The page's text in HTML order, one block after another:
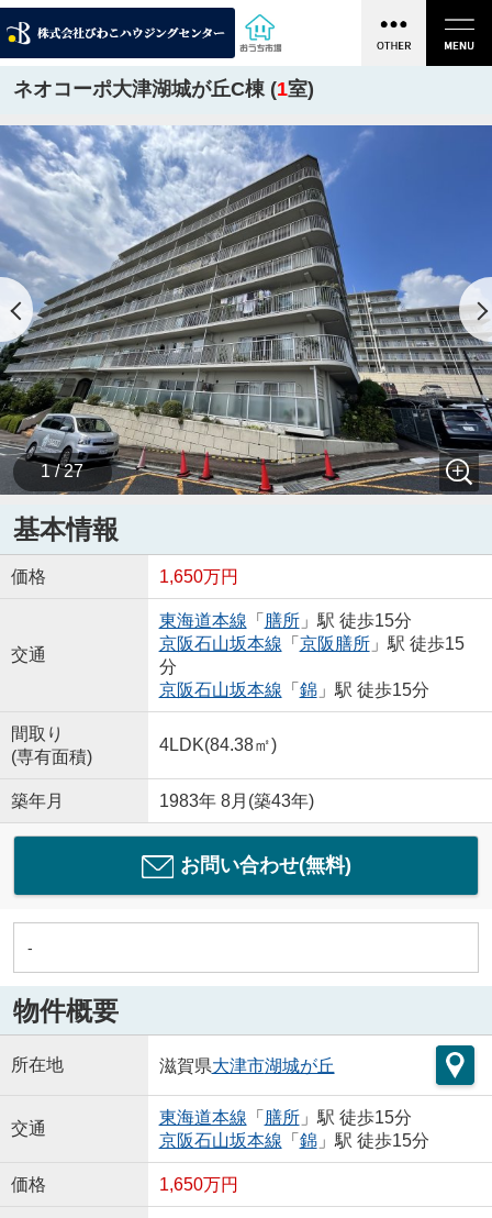
ネオコーポ大津湖城が丘C棟 (1室)
1 / 27
基本情報
価格 1,650万円
交通
東海道本線 「 膳所」駅 徒歩15分
京阪石山坂本線 「 京阪膳所」駅 徒歩15
分
京阪石山坂本線 「 錦」駅 徒歩15分
間取り
(専有面積)
4LDK(84.38㎡)
築年月 1983年 8月(築43年)
お問い合わせ(無料)
-
物件概要
所在地 滋賀県大津市湖城が丘
交通
東海道本線 「 膳所」駅 徒歩15分
京阪石山坂本線 「 錦」駅 徒歩15分
価格 1,650万円